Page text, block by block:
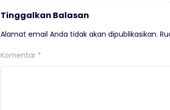
Tinggalkan Balasan
Alamat email Anda tidak akan dipublikasikan.
Komentar *